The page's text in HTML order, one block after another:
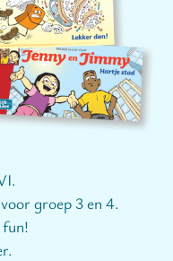
groep 3 en 4.